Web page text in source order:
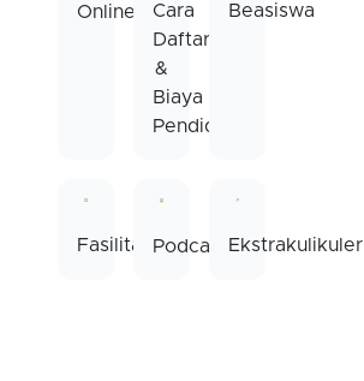
Online
Cara
Daftar
&
Biaya
Pendidikan
Beasiswa
Fasilitas Podcast Ekstrakulikuler